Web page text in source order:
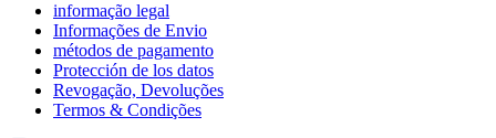
informação legal
Informações de Envio
métodos de pagamento
Protección de los datos
Revogação, Devoluções
Termos & Condições